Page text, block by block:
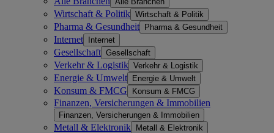
Wirtschaft & Politik Wirtschaft & Politik
Pharma & Gesundheit Pharma & Gesundheit
Internet Internet
Gesellschaft Gesellschaft
Verkehr & Logistik Verkehr & Logistik
Energie & Umwelt Energie & Umwelt
Konsum & FMCG Konsum & FMCG
Finanzen, Versicherungen & Immobilien
Finanzen, Versicherungen & Immobilien
Metall & Elektronik Metall & Elektronik